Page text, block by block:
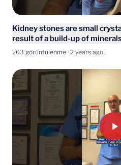
Kidney stones are small
result of a build-up of
263 görüntülenme · 2 years ago